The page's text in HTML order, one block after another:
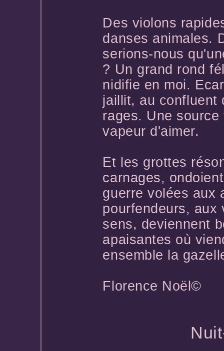
Des violons
danses animales.
serions-nous
? Un grand rond
nidifie en moi.
jaillit, au confluent
rages. Une
vapeur d'aimer.
Et les grottes
carnages,
guerre volées aux
pourfendeurs, aux
sens, deviennent
apaisantes où
ensemble la
Florence Noël©